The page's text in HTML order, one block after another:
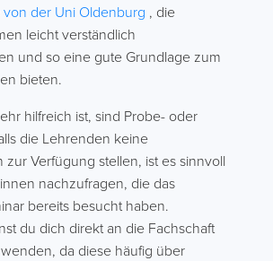
der Uni Oldenburg , die
leicht verständlich
und so eine gute Grundlage zum
bieten.
hilfreich ist, sind Probe- oder
die Lehrenden keine
zur Verfügung stellen, ist es sinnvoll
nachzufragen, die das
bereits besucht haben.
du dich direkt an die Fachschaft
da diese häufig über